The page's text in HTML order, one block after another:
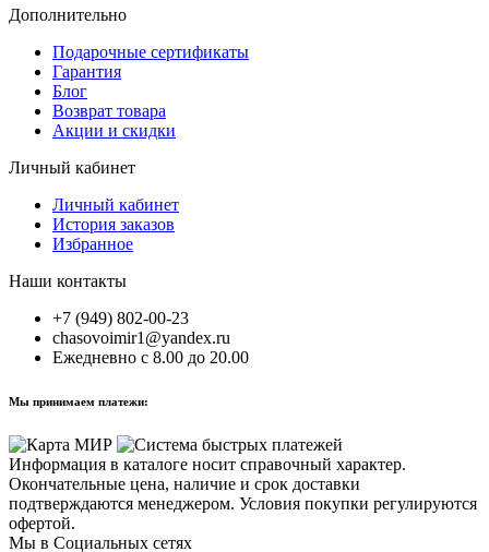
Дополнительно
Подарочные сертификаты
Гарантия
Блог
Возврат товара
Акции и скидки
Личный кабинет
Личный кабинет
История заказов
Избранное
Наши контакты
+7 (949) 802-00-23
chasovoimir1@yandex.ru
Ежедневно с 8.00 до 20.00
Мы принимаем платежи:
Информация в каталоге носит справочный характер.
Окончательные цена, наличие и срок доставки
подтверждаются менеджером. Условия покупки регулируются
офертой.
Мы в Социальных сетях